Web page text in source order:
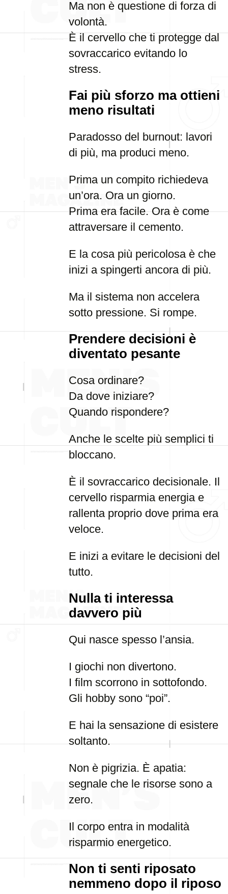
Ma non è questione di forza di
volontà.
È il cervello che ti protegge dal
sovraccarico evitando lo
stress.
Fai più sforzo ma ottieni
meno risultati
Paradosso del burnout: lavori
di più, ma produci meno.
Prima un compito richiedeva
un’ora. Ora un giorno.
Prima era facile. Ora è come
attraversare il cemento.
E la cosa più pericolosa è che
inizi a spingerti ancora di più.
Ma il sistema non accelera
sotto pressione. Si rompe.
Prendere decisioni è
diventato pesante
Cosa ordinare?
Da dove iniziare?
Quando rispondere?
Anche le scelte più semplici ti
bloccano.
È il sovraccarico decisionale. Il
cervello risparmia energia e
rallenta proprio dove prima era
veloce.
E inizi a evitare le decisioni del
tutto.
Nulla ti interessa
davvero più
Qui nasce spesso l’ansia.
I giochi non divertono.
I film scorrono in sottofondo.
Gli hobby sono “poi”.
E hai la sensazione di esistere
soltanto.
Non è pigrizia. È apatia:
segnale che le risorse sono a
zero.
Il corpo entra in modalità
risparmio energetico.
Non ti senti riposato
nemmeno dopo il riposo